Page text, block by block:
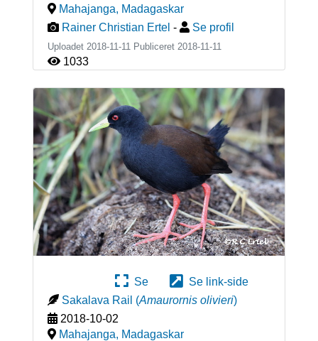
Mahajanga, Madagaskar
Rainer Christian Ertel - Se profil
Uploadet 2018-11-11 Publiceret 2018-11-11
1033
Se
Se link-side
Sakalava Rail (Amaurornis olivieri)
2018-10-02
Mahajanga, Madagaskar